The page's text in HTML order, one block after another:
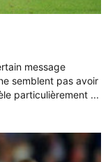
message
semblent pas avoir
particulièrement ...